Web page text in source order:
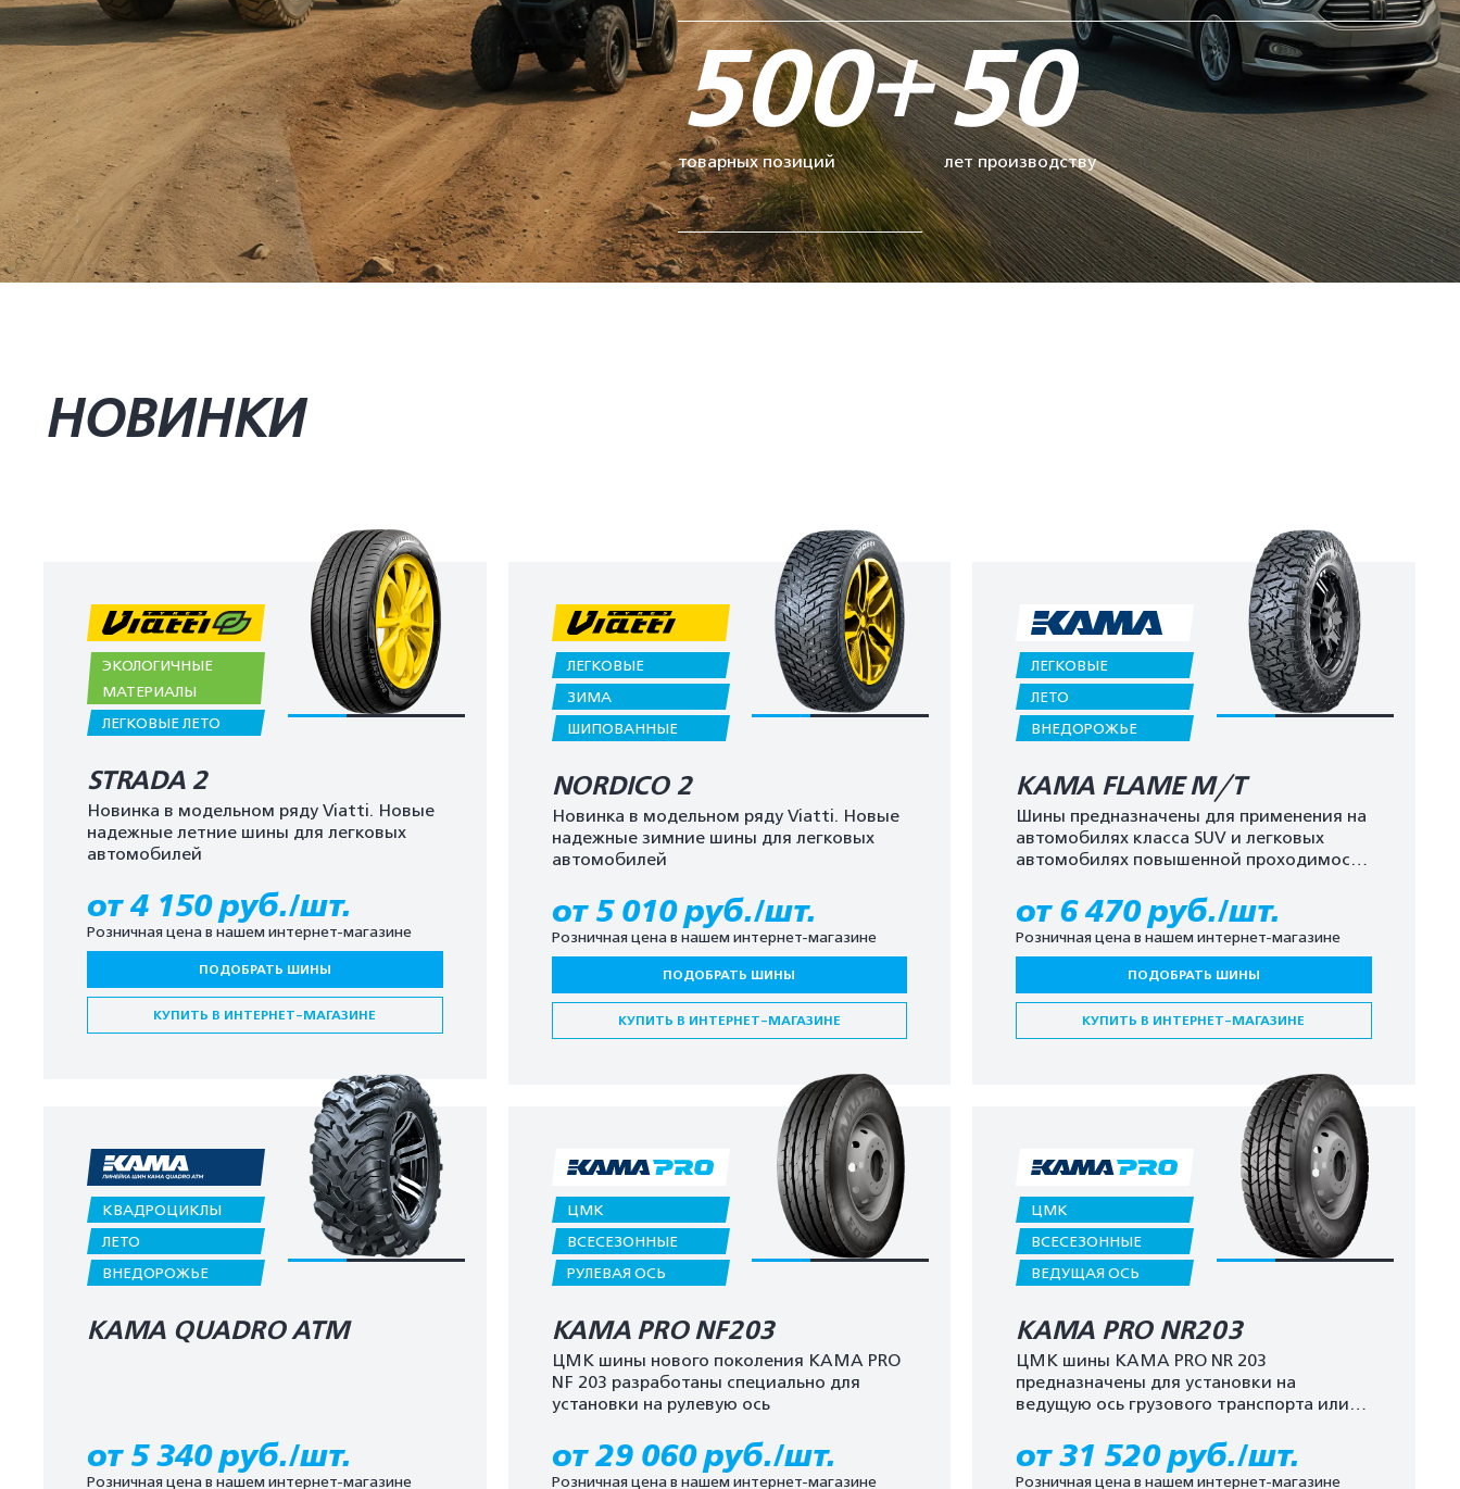
500+
товарных позиций
50
лет производству
НОВИНКИ
ЭКОЛОГИЧНЫЕ
МАТЕРИАЛЫ
ЛЕГКОВЫЕ ЛЕТО
STRADA 2
Новинка в модельном ряду Viatti. Новые
надежные летние шины для легковых
автомобилей
от 4 150 руб./шт.
Розничная цена в нашем интернет-магазине
ПОДОБРАТЬ ШИНЫ
КУПИТЬ В ИНТЕРНЕТ-МАГАЗИНЕ
ЛЕГКОВЫЕ
ЗИМА
ШИПОВАННЫЕ
NORDICO 2
Новинка в модельном ряду Viatti. Новые
надежные зимние шины для легковых
автомобилей
от 5 010 руб./шт.
Розничная цена в нашем интернет-магазине
ПОДОБРАТЬ ШИНЫ
КУПИТЬ В ИНТЕРНЕТ-МАГАЗИНЕ
ЛЕГКОВЫЕ
ЛЕТО
ВНЕДОРОЖЬЕ
KAMA FLAME M/T
Шины предназначены для применения на
автомобилях класса SUV и легковых
автомобилях повышенной проходимости
от 6 470 руб./шт.
Розничная цена в нашем интернет-магазине
ПОДОБРАТЬ ШИНЫ
КУПИТЬ В ИНТЕРНЕТ-МАГАЗИНЕ
КВАДРОЦИКЛЫ
ЛЕТО
ВНЕДОРОЖЬЕ
KAMA QUADRO ATM
от 5 340 руб./шт.
Розничная цена в нашем интернет-магазине
ЦМК
ВСЕСЕЗОННЫЕ
РУЛЕВАЯ ОСЬ
KAMA PRO NF203
ЦМК шины нового поколения KAMA PRO
NF 203 разработаны специально для
установки на рулевую ось
от 29 060 руб./шт.
Розничная цена в нашем интернет-магазине
ЦМК
ВСЕСЕЗОННЫЕ
ВЕДУЩАЯ ОСЬ
KAMA PRO NR203
ЦМК шины KAMA PRO NR 203
предназначены для установки на
ведущую ось грузового транспорта или
от 31 520 руб./шт.
Розничная цена в нашем интернет-магазине